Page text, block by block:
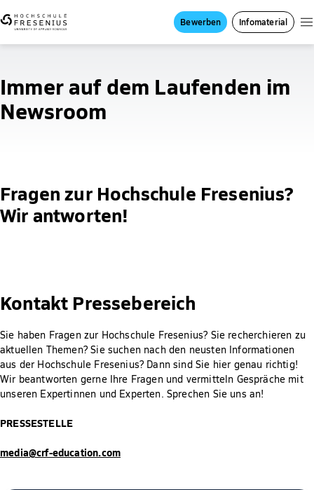
Bewerben Infomaterial
Immer auf dem Laufenden im
Newsroom
Fragen zur Hochschule Fresenius?
Wir antworten!
Kontakt Pressebereich
Sie haben Fragen zur Hochschule Fresenius? Sie recherchieren zu
aktuellen Themen? Sie suchen nach den neusten Informationen
aus der Hochschule Fresenius? Dann sind Sie hier genau richtig!
Wir beantworten gerne Ihre Fragen und vermitteln Gespräche mit
unseren Expertinnen und Experten. Sprechen Sie uns an!
PRESSESTELLE
media@crf-education.com